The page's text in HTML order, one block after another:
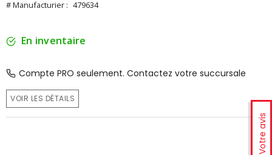
Votre avis
# Manufacturier : 479634
En inventaire
Compte PRO seulement. Contactez votre succursale
VOIR LES DÉTAILS